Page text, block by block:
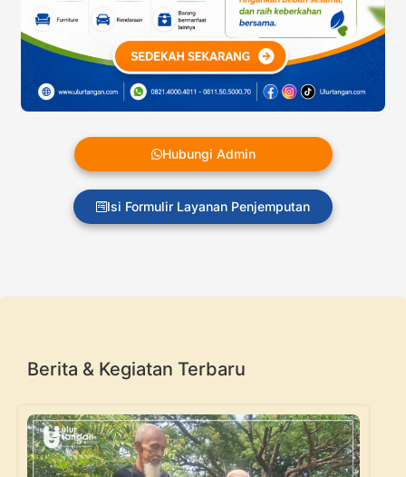
Hubungi Admin
Isi Formulir Layanan Penjemputan
Berita & Kegiatan Terbaru